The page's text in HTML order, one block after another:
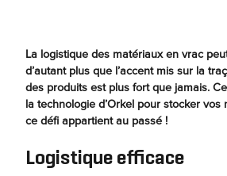
La logistique des matériaux en vrac
d’autant plus que l’accent mis sur la
des produits est plus fort que jamais.
la technologie d’Orkel pour stocker vos
ce défi appartient au passé !
Logistique efficace